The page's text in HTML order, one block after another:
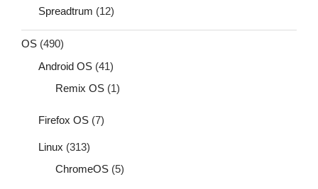
Spreadtrum (12)
OS (490)
Android OS (41)
Remix OS (1)
Firefox OS (7)
Linux (313)
ChromeOS (5)